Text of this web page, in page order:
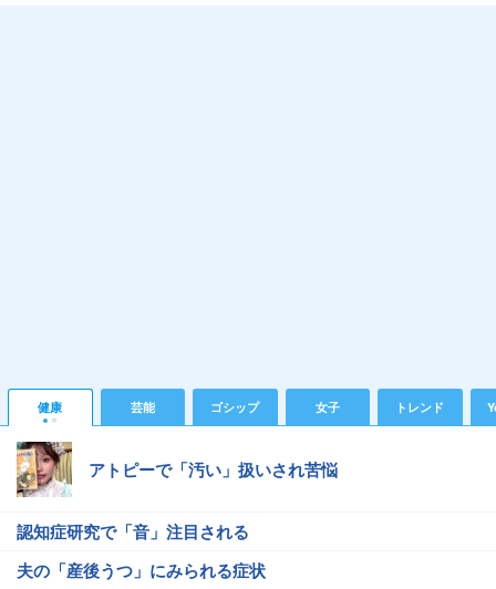
健康 芸能 ゴシップ 女子 トレンド
アトピーで「汚い」扱いされ苦悩
認知症研究で「音」注目される
夫の「産後うつ」にみられる症状